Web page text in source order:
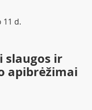
11 d.
ir
apibrėžimai